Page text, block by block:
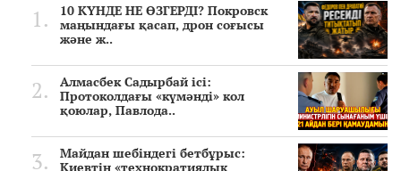
10 КҮНДЕ НЕ ӨЗГЕРДІ? Покровск
маңындағы қасап, дрон соғысы
және ж..
Алмасбек Садырбай ісі:
Протоколдағы «күмәнді» кол
қоюлар, Павлода..
Майдан шебіндегі бетбұрыс:
Киевтің «технократиялық